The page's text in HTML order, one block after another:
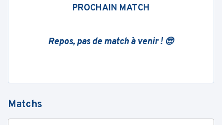
PROCHAIN MATCH
Repos, pas de match à venir ! 😎
Matchs